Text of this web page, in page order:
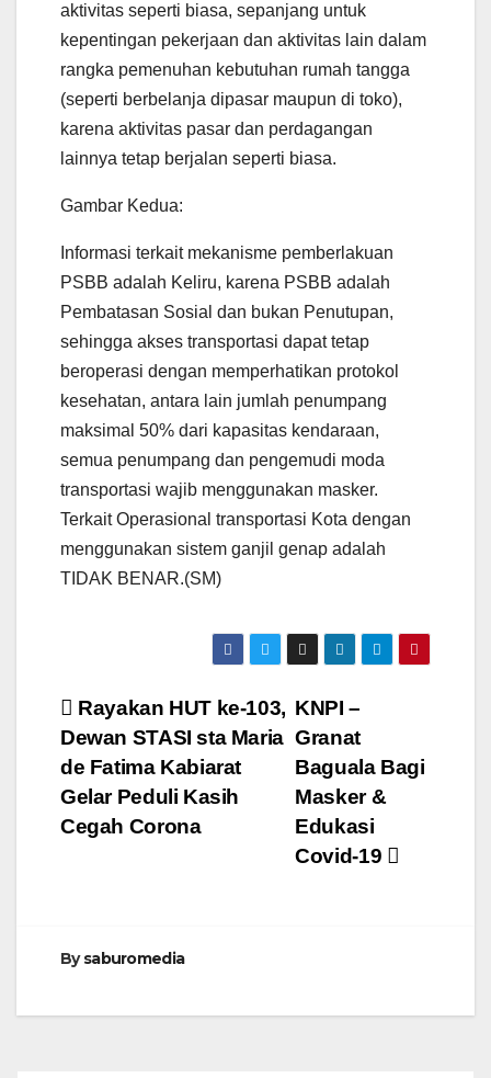
aktivitas seperti biasa, sepanjang untuk
kepentingan pekerjaan dan aktivitas lain dalam
rangka pemenuhan kebutuhan rumah tangga
(seperti berbelanja dipasar maupun di toko),
karena aktivitas pasar dan perdagangan
lainnya tetap berjalan seperti biasa.
Gambar Kedua:
Informasi terkait mekanisme pemberlakuan
PSBB adalah Keliru, karena PSBB adalah
Pembatasan Sosial dan bukan Penutupan,
sehingga akses transportasi dapat tetap
beroperasi dengan memperhatikan protokol
kesehatan, antara lain jumlah penumpang
maksimal 50% dari kapasitas kendaraan,
semua penumpang dan pengemudi moda
transportasi wajib menggunakan masker.
Terkait Operasional transportasi Kota dengan
menggunakan sistem ganjil genap adalah
TIDAK BENAR.(SM)
Navigasi
pos
KNPI –
Granat
Baguala Bagi
Masker &
Edukasi
Covid-19
Rayakan HUT ke-103,
Dewan STASI sta Maria
de Fatima Kabiarat
Gelar Peduli Kasih
Cegah Corona
Bysaburomedia